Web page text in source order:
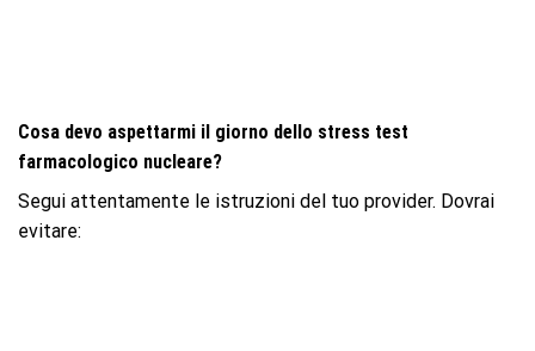
Cosa devo aspettarmi il giorno dello stress test
farmacologico nucleare?
Segui attentamente le istruzioni del tuo provider. Dovrai
evitare: